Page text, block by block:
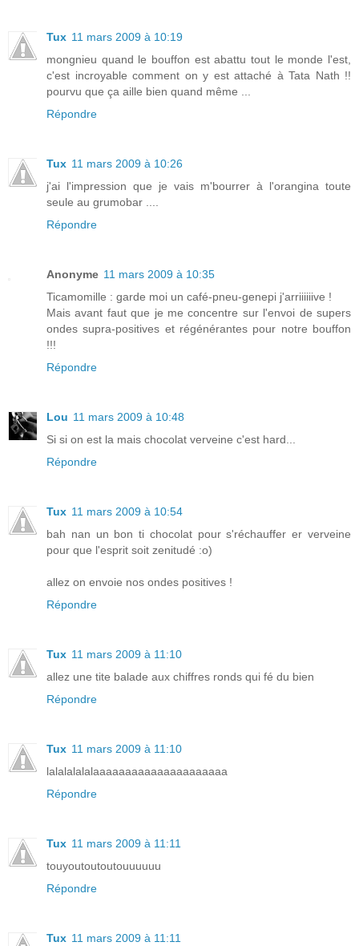
Tux 11 mars 2009 à 10:19
mongnieu quand le bouffon est abattu tout le monde l'est,
c'est incroyable comment on y est attaché à Tata Nath !!
pourvu que ça aille bien quand même ...
Répondre
Tux 11 mars 2009 à 10:26
j'ai l'impression que je vais m'bourrer à l'orangina toute
seule au grumobar ....
Répondre
Anonyme 11 mars 2009 à 10:35
Ticamomille : garde moi un café-pneu-genepi j'arriiiiiive !
Mais avant faut que je me concentre sur l'envoi de supers
ondes supra-positives et régénérantes pour notre bouffon
!!!
Répondre
Lou 11 mars 2009 à 10:48
Si si on est la mais chocolat verveine c'est hard...
Répondre
Tux 11 mars 2009 à 10:54
bah nan un bon ti chocolat pour s'réchauffer er verveine
pour que l'esprit soit zenitudé :o)
allez on envoie nos ondes positives !
Répondre
Tux 11 mars 2009 à 11:10
allez une tite balade aux chiffres ronds qui fé du bien
Répondre
Tux 11 mars 2009 à 11:10
lalalalalalaaaaaaaaaaaaaaaaaaaaa
Répondre
Tux 11 mars 2009 à 11:11
touyoutoutoutouuuuuu
Répondre
Tux 11 mars 2009 à 11:11